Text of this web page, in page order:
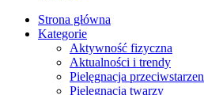
Strona główna
Kategorie
Aktywność fizyczna
Aktualności i trendy
Pielęgnacja
Pielęgnacja twarzy